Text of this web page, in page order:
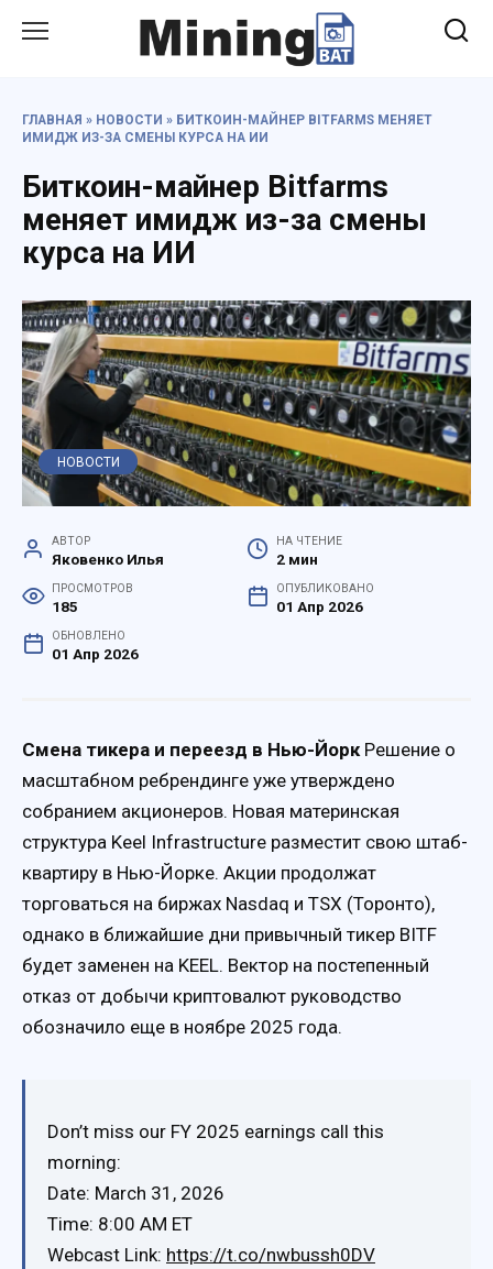
ГЛАВНАЯ » НОВОСТИ » БИТКОИН-МАЙНЕР BITFARMS МЕНЯЕТ
ИМИДЖ ИЗ-ЗА СМЕНЫ КУРСА НА ИИ
Биткоин-майнер Bitfarms
меняет имидж из-за смены
курса на ИИ
НОВОСТИ
АВТОР
Яковенко Илья
НА ЧТЕНИЕ
2 мин
ПРОСМОТРОВ
185
ОПУБЛИКОВАНО
01 Апр 2026
ОБНОВЛЕНО
01 Апр 2026
Смена тикера и переезд в Нью-ЙоркРешение о
масштабном ребрендинге уже утверждено
собранием акционеров. Новая материнская
структура Keel Infrastructure разместит свою штаб-
квартиру в Нью-Йорке. Акции продолжат
торговаться на биржах Nasdaq и TSX (Торонто),
однако в ближайшие дни привычный тикер BITF
будет заменен на KEEL. Вектор на постепенный
отказ от добычи криптовалют руководство
обозначило еще в ноябре 2025 года.
Don’t miss our FY 2025 earnings call this
morning:
Date: March 31, 2026
Time: 8:00 AM ET
Webcast Link: https://t.co/nwbussh0DV